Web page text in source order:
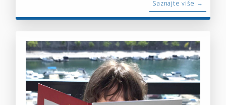
Saznajte više →